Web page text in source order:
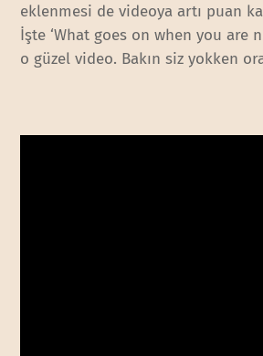
eklenmesi de videoya artı puan
İşte ‘What goes on when you are
o güzel video. Bakın siz yokken